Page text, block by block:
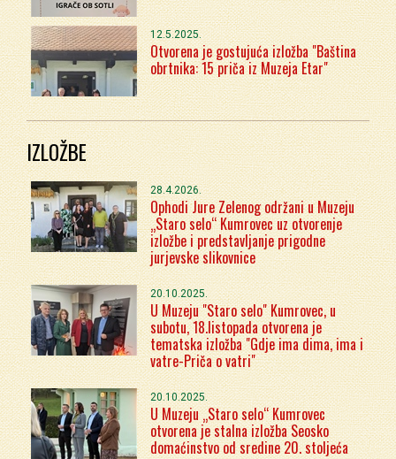
12.5.2025.
Otvorena je gostujuća izložba "Baština
obrtnika: 15 priča iz Muzeja Etar"
IZLOŽBE
28.4.2026.
Ophodi Jure Zelenog održani u Muzeju
„Staro selo“ Kumrovec uz otvorenje
izložbe i predstavljanje prigodne
jurjevske slikovnice
20.10.2025.
U Muzeju "Staro selo" Kumrovec, u
subotu, 18.listopada otvorena je
tematska izložba "Gdje ima dima, ima i
vatre-Priča o vatri"
20.10.2025.
U Muzeju „Staro selo“ Kumrovec
otvorena je stalna izložba Seosko
domaćinstvo od sredine 20. stoljeća